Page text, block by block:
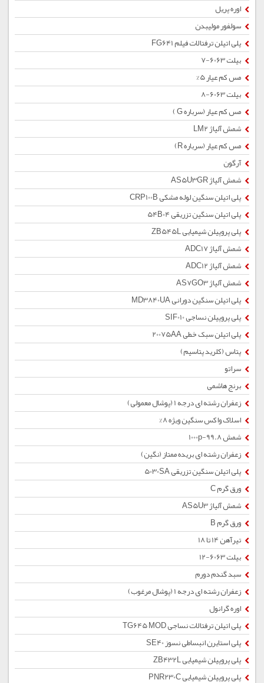
اوره پریل
سولفور مولیبدن
پلی اتیلن ترفتالات فیلم FG641
بیلت 6063-7
مس کم عیار 5%
بیلت 6063-8
مس کم عیار (سرباره G )
شمش آلیاژ LM2
مس کم عیار (سرباره R)
آرگون
شمش آلیاژ AS5U3GR
پلی اتیلن سنگین لوله مشکی CRP100B
پلی اتیلن سنگین تزریقی 54B04
پلی پروپیلن شیمیایی ZB545L
شمش آلیاژ ADC17
شمش آلیاژ ADC12
شمش آلیاژ AS7GO3
پلی اتیلن سنگین دورانی MD3840UA
پلی پروپیلن نساجی SIF010
پلی اتیلن سبک خطی 20075AA
پتاس (کلرید پتاسیم)
سراتو
برنج هاشمی
زعفران رشته ای درجه 1 (پوشال معمولی)
اسلاک واکس سنگین ویژه 8%
شمش 1000p-99.8
زعفران رشته ای بریده ممتاز (نگین)
پلی اتیلن سنگین تزریقی 5030SA
ورق گرم C
شمش آلیاژ AS5U3
ورق گرم B
تیرآهن 14 تا 18
بیلت 6063-12
سبد گندم دورم
زعفران رشته ای درجه 1 (پوشال مرغوب)
اوره گرانول
پلی اتیلن ترفتالات نساجی TG645 MOD
پلی استایرن انبساطی نسوز SE40
پلی پروپیلن شیمیایی ZB432L
پلی پروپیلن شیمیایی PNR230C